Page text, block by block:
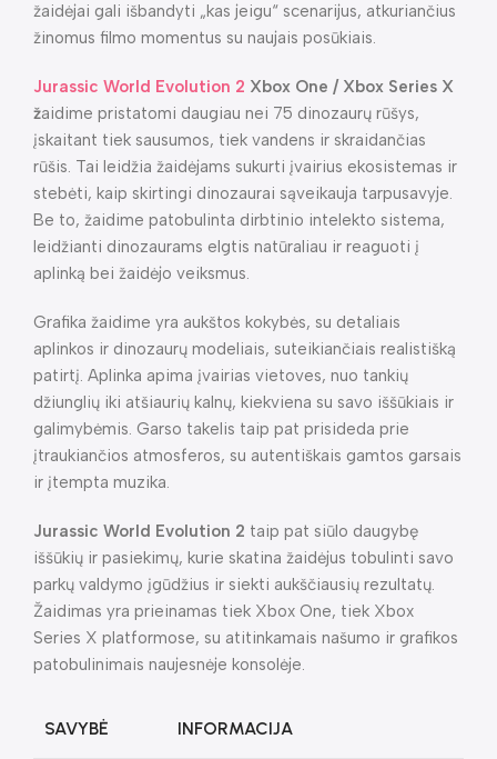
žaidėjai gali išbandyti „kas jeigu“ scenarijus, atkuriančius
žinomus filmo momentus su naujais posūkiais.
Jurassic World Evolution 2 Xbox One / Xbox Series X
žaidime pristatomi daugiau nei 75 dinozaurų rūšys,
įskaitant tiek sausumos, tiek vandens ir skraidančias
rūšis. Tai leidžia žaidėjams sukurti įvairius ekosistemas ir
stebėti, kaip skirtingi dinozaurai sąveikauja tarpusavyje.
Be to, žaidime patobulinta dirbtinio intelekto sistema,
leidžianti dinozaurams elgtis natūraliau ir reaguoti į
aplinką bei žaidėjo veiksmus.
Grafika žaidime yra aukštos kokybės, su detaliais
aplinkos ir dinozaurų modeliais, suteikiančiais realistišką
patirtį. Aplinka apima įvairias vietoves, nuo tankių
džiunglių iki atšiaurių kalnų, kiekviena su savo iššūkiais ir
galimybėmis. Garso takelis taip pat prisideda prie
įtraukiančios atmosferos, su autentiškais gamtos garsais
ir įtempta muzika.
Jurassic World Evolution 2 taip pat siūlo daugybę
iššūkių ir pasiekimų, kurie skatina žaidėjus tobulinti savo
parkų valdymo įgūdžius ir siekti aukščiausių rezultatų.
Žaidimas yra prieinamas tiek Xbox One, tiek Xbox
Series X platformose, su atitinkamais našumo ir grafikos
patobulinimais naujesnėje konsolėje.
SAVYBĖ INFORMACIJA